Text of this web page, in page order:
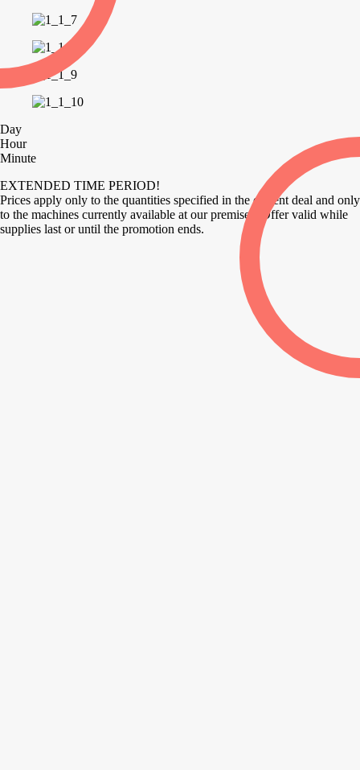
Day
Hour
Minute
EXTENDED TIME PERIOD!
Prices apply only to the quantities specified in the current deal and only
to the machines currently available at our premises. Offer valid while
supplies last or until the promotion ends.